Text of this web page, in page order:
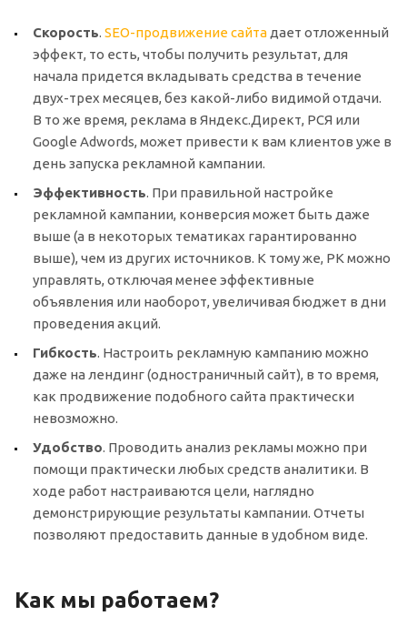
Скорость. SEO-продвижение сайта дает отложенный
эффект, то есть, чтобы получить результат, для
начала придется вкладывать средства в течение
двух-трех месяцев, без какой-либо видимой отдачи.
В то же время, реклама в Яндекс.Директ, РСЯ или
Google Adwords, может привести к вам клиентов уже в
день запуска рекламной кампании.
Эффективность. При правильной настройке
рекламной кампании, конверсия может быть даже
выше (а в некоторых тематиках гарантированно
выше), чем из других источников. К тому же, РК можно
управлять, отключая менее эффективные
объявления или наоборот, увеличивая бюджет в дни
проведения акций.
Гибкость. Настроить рекламную кампанию можно
даже на лендинг (одностраничный сайт), в то время,
как продвижение подобного сайта практически
невозможно.
Удобство. Проводить анализ рекламы можно при
помощи практически любых средств аналитики. В
ходе работ настраиваются цели, наглядно
демонстрирующие результаты кампании. Отчеты
позволяют предоставить данные в удобном виде.
Как мы работаем?